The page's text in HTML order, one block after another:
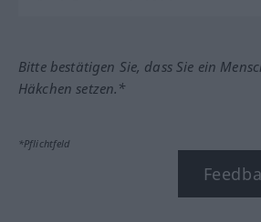
Bitte bestätigen Sie, dass Sie ein
Häkchen setzen.*
*Pflichtfeld